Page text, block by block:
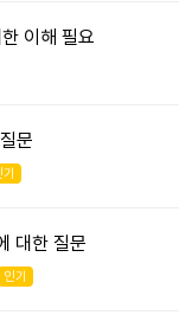
이해 필요
문
기
대한 질문
인기